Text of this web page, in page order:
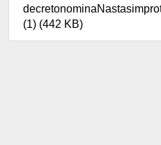
(1) (442 KB)